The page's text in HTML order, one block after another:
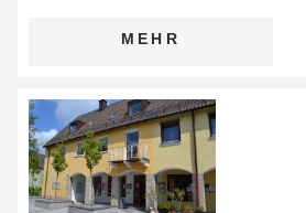
MEHR